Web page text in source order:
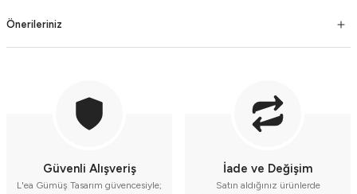
Önerileriniz
Güvenli Alışveriş
L'ea Gümüş Tasarım güvencesiyle;
İade ve Değişim
Satın aldığınız ürünlerde